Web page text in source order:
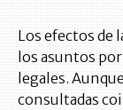
Los efectos de
los asuntos
legales.
consultadas